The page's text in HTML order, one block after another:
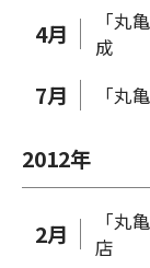
4月
「丸
成
7月 「丸
2012年
2月
「丸
店